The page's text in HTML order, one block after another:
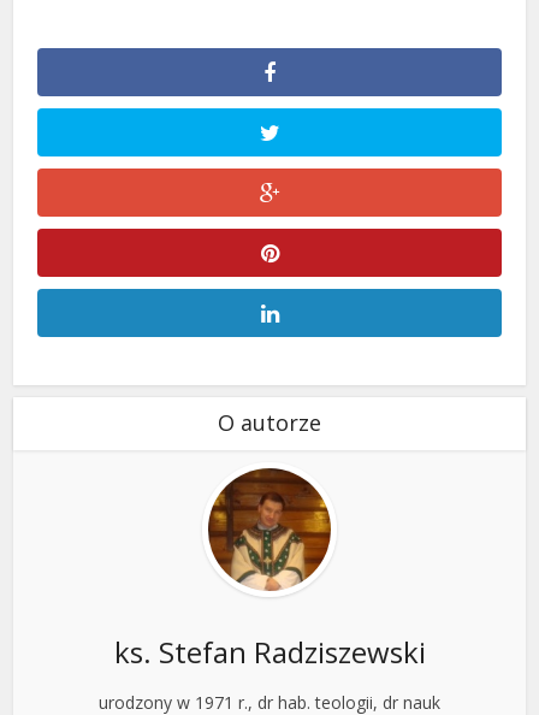
O autorze
ks. Stefan Radziszewski
urodzony w 1971 r., dr hab. teologii, dr nauk